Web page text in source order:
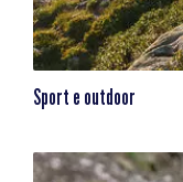
Sport e outdoor